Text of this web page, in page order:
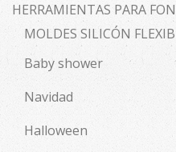
HERRAMIENTAS PARA
MOLDES SILICÓN
Baby shower
Navidad
Halloween